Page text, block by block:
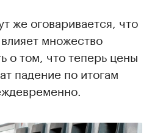
же оговаривается, что
множество
о том, что теперь цены
падение по итогам